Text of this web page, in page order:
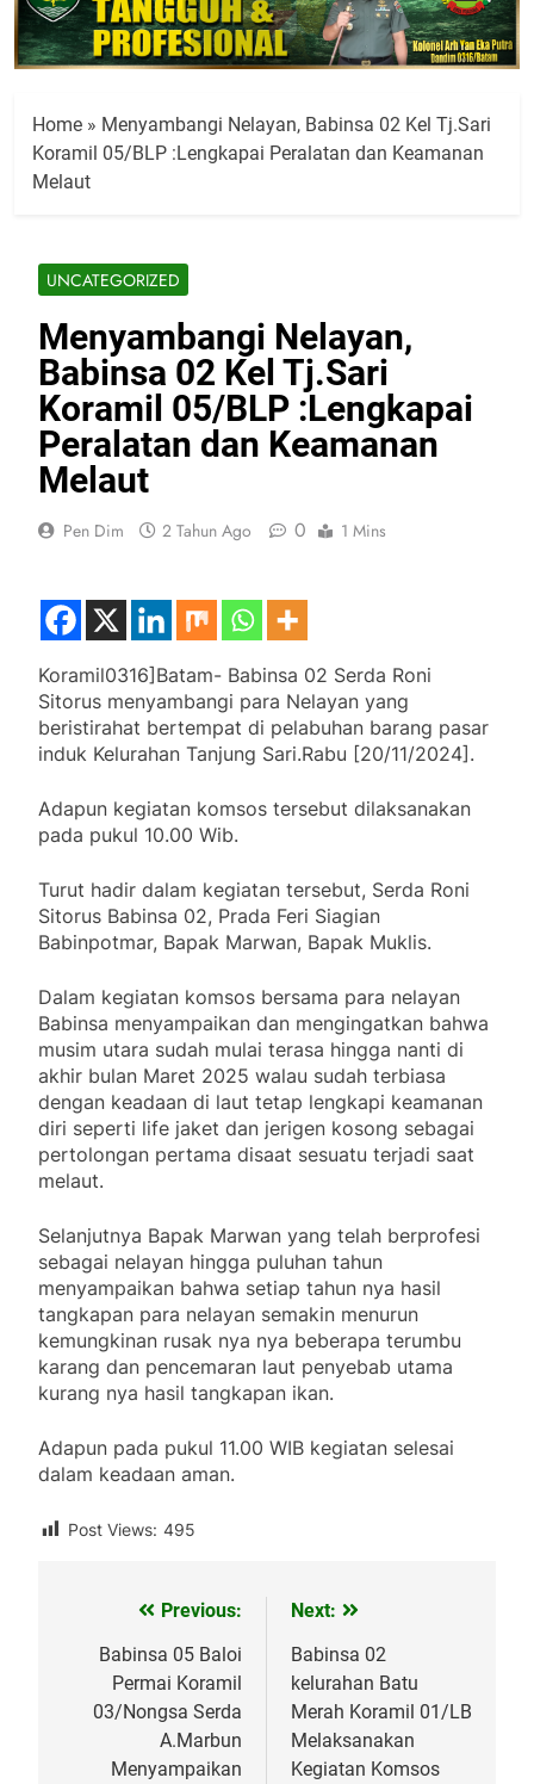
Home » Menyambangi Nelayan, Babinsa 02 Kel Tj.Sari
Koramil 05/BLP :Lengkapai Peralatan dan Keamanan
Melaut
UNCATEGORIZED
Menyambangi Nelayan,
Babinsa 02 Kel Tj.Sari
Koramil 05/BLP :Lengkapai
Peralatan dan Keamanan
Melaut
Pen Dim 2 Tahun Ago 0 1 Mins
Koramil0316]Batam- Babinsa 02 Serda Roni
Sitorus menyambangi para Nelayan yang
beristirahat bertempat di pelabuhan barang pasar
induk Kelurahan Tanjung Sari.Rabu [20/11/2024].
Adapun kegiatan komsos tersebut dilaksanakan
pada pukul 10.00 Wib.
Turut hadir dalam kegiatan tersebut, Serda Roni
Sitorus Babinsa 02, Prada Feri Siagian
Babinpotmar, Bapak Marwan, Bapak Muklis.
Dalam kegiatan komsos bersama para nelayan
Babinsa menyampaikan dan mengingatkan bahwa
musim utara sudah mulai terasa hingga nanti di
akhir bulan Maret 2025 walau sudah terbiasa
dengan keadaan di laut tetap lengkapi keamanan
diri seperti life jaket dan jerigen kosong sebagai
pertolongan pertama disaat sesuatu terjadi saat
melaut.
Selanjutnya Bapak Marwan yang telah berprofesi
sebagai nelayan hingga puluhan tahun
menyampaikan bahwa setiap tahun nya hasil
tangkapan para nelayan semakin menurun
kemungkinan rusak nya nya beberapa terumbu
karang dan pencemaran laut penyebab utama
kurang nya hasil tangkapan ikan.
Adapun pada pukul 11.00 WIB kegiatan selesai
dalam keadaan aman.
Post Views: 495
Navigasi
pos
Previous:
Babinsa 05 Baloi
Permai Koramil
03/Nongsa Serda
A.Marbun
Menyampaikan
Next:
Babinsa 02
kelurahan Batu
Merah Koramil 01/LB
Melaksanakan
Kegiatan Komsos